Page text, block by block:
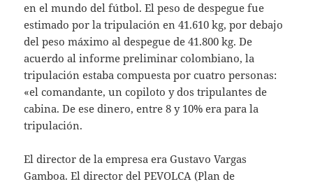
en el mundo del fútbol. El peso de despegue fue
estimado por la tripulación en 41.610 kg, por debajo
del peso máximo al despegue de 41.800 kg. De
acuerdo al informe preliminar colombiano, la
tripulación estaba compuesta por cuatro personas:
«el comandante, un copiloto y dos tripulantes de
cabina. De ese dinero, entre 8 y 10% era para la
tripulación.
El director de la empresa era Gustavo Vargas
Gamboa. El director del PEVOLCA (Plan de